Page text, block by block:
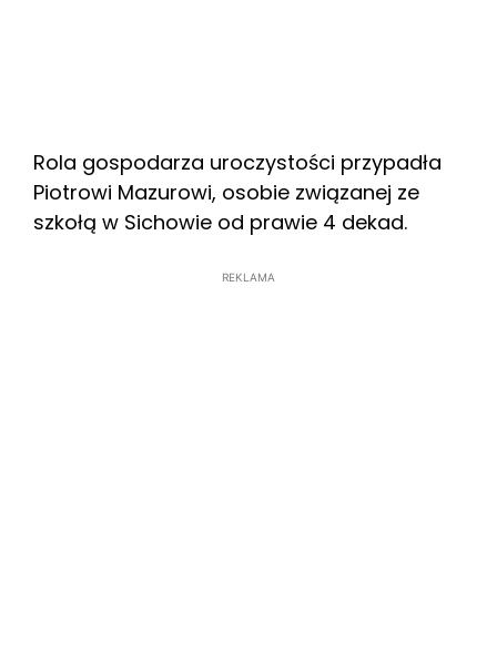
Rola gospodarza uroczystości przypadła
Piotrowi Mazurowi, osobie związanej ze
szkołą w Sichowie od prawie 4 dekad.
REKLAMA